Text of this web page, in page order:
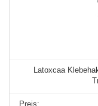
Latoxcaa